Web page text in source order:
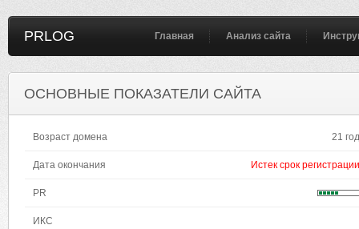
PRLOG Главная Анализ сайта
ОСНОВНЫЕ ПОКАЗАТЕЛИ САЙТА
Возраст домена 21 год
Дата окончания Истек срок регистрации
PR
ИКС